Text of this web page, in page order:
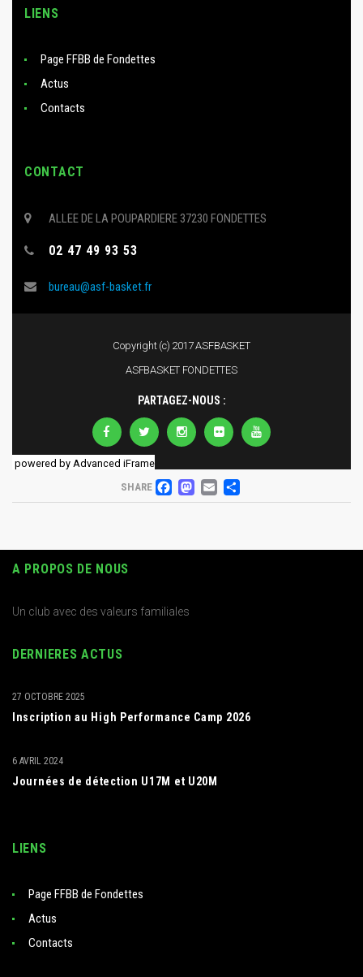
powered by Advanced iFrame
SHARE
FACEBOOK
MASTODON
EMAIL
PARTAGER
A PROPOS DE NOUS
Un club avec des valeurs familiales
DERNIERES ACTUS
Inscription au High Performance Camp 2026
27 OCTOBRE 2025
Journées de détection U17M et U20M
6 AVRIL 2024
LIENS
Page FFBB de Fondettes
Actus
Contacts